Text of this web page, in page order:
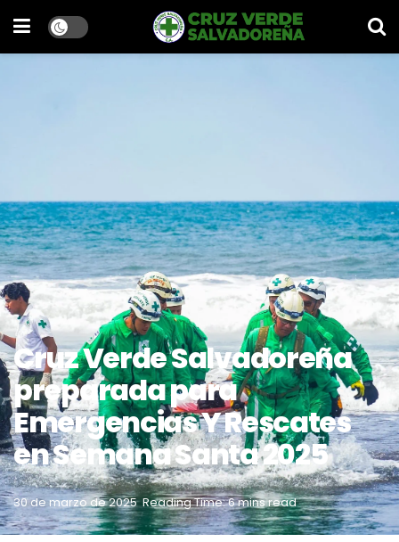
Cruz Verde Salvadoreña
preparada para
Emergencias Y Rescates
en Semana Santa 2025
30 de marzo de 2025 Reading Time: 6 mins read